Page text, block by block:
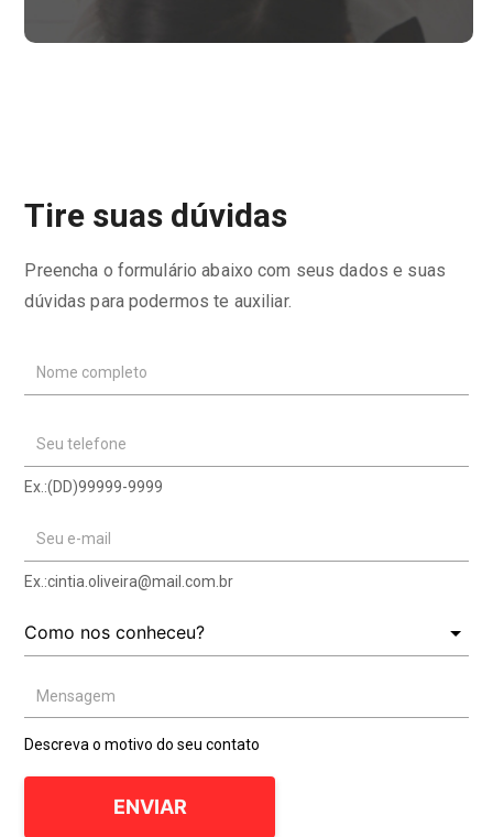
Tire suas dúvidas
Preencha o formulário abaixo com seus dados e suas
dúvidas para podermos te auxiliar.
Nome completo
Seu telefone
Ex.:(DD)99999-9999
Seu e-mail
Ex.:cintia.oliveira@mail.com.br
Mensagem
Descreva o motivo do seu contato
ENVIAR